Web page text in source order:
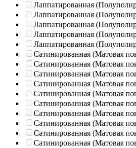
Лаппатированная
Лаппатированная
Лаппатированная
Лаппатированная
Лаппатированная
Сатинированная (Матовая
Сатинированная (Матовая
Сатинированная (Матовая
Сатинированная (Матовая
Сатинированная (Матовая
Сатинированная (Матовая
Сатинированная (Матовая
Сатинированная (Матовая
Сатинированная (Матовая
Сатинированная (Матовая